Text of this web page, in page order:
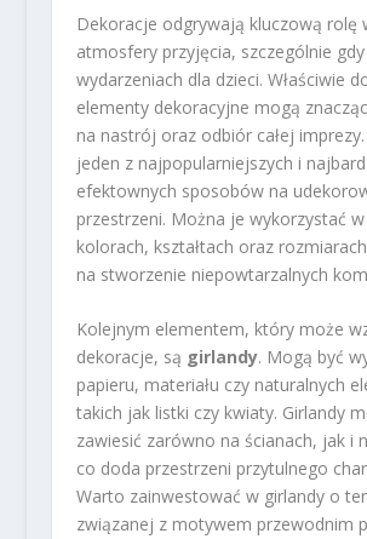
Dekoracje odgrywają kluczową rolę
atmosfery przyjęcia, szczególnie
wydarzeniach dla dzieci. Właściwie
elementy dekoracyjne mogą
na nastrój oraz odbiór całej imprezy.
jeden z najpopularniejszych i
efektownych sposobów na
przestrzeni. Można je wykorzystać
kolorach, kształtach oraz
na stworzenie niepowtarzalnych
Kolejnym elementem, który może
dekoracje, są girlandy. Mogą być
papieru, materiału czy naturalnych
takich jak listki czy kwiaty. Girlandy
zawiesić zarówno na ścianach, jak i
co doda przestrzeni przytulnego
Warto zainwestować w girlandy o
związanej z motywem przewodnim